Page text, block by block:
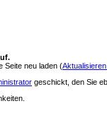
Seite neu laden (
geschickt, den Sie